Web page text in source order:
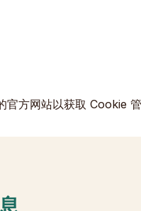
方网站以获取 Cookie 管